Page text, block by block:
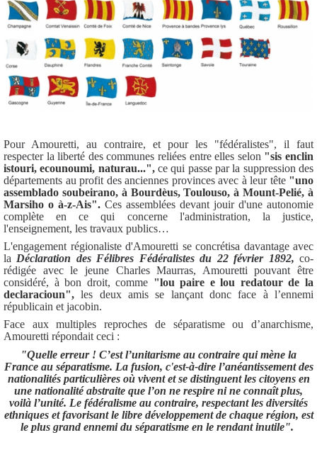
Pour Amouretti, au contraire, et pour les "fédéralistes", il faut
respecter la liberté des communes reliées entre elles selon "sis enclin
istouri, ecounoumi, naturau...", ce qui passe par la suppression des
départements au profit des anciennes provinces avec à leur tête "uno
assemblado soubeirano, à Bourdèus, Toulouso, à Mount-Pelié, à
Marsiho o à-z-Ais". Ces assemblées devant jouir d'une autonomie
complète en ce qui concerne l'administration, la justice,
l'enseignement, les travaux publics…
L'engagement régionaliste d'Amouretti se concrétisa davantage avec
la Déclaration des Félibres Fédéralistes du 22 février 1892, co-
rédigée avec le jeune Charles Maurras, Amouretti pouvant être
considéré, à bon droit, comme "lou paire e lou redatour de la
declaracioun", les deux amis se lançant donc face à l’ennemi
républicain et jacobin.
Face aux multiples reproches de séparatisme ou d’anarchisme,
Amouretti répondait ceci :
"Quelle erreur ! C’est l’unitarisme au contraire qui mène la
France au séparatisme. La fusion, c'est-à-dire l’anéantissement des
nationalités particulières où vivent et se distinguent les citoyens en
une nationalité abstraite que l’on ne respire ni ne connaît plus,
voilà l’unité. Le fédéralisme au contraire, respectant les diversités
ethniques et favorisant le libre développement de chaque région, est
le plus grand ennemi du séparatisme en le rendant inutile".